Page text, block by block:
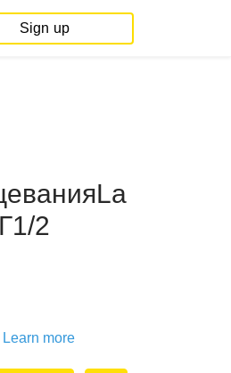
Sign up
2
Learn more